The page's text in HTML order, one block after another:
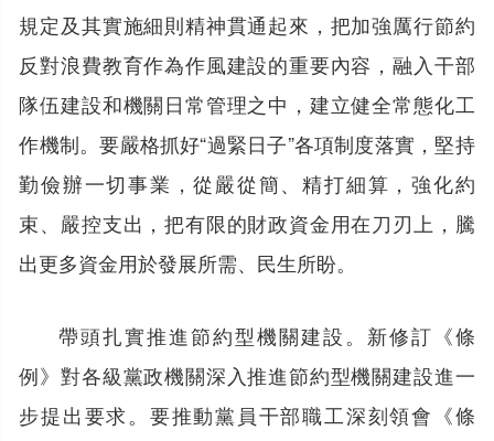
規定及其實施細則精神貫通起來，把加強厲行節約
反對浪費教育作為作風建設的重要內容，融入干部
隊伍建設和機關日常管理之中，建立健全常態化工
作機制。要嚴格抓好“過緊日子”各項制度落實，堅持
勤儉辦一切事業，從嚴從簡、精打細算，強化約
束、嚴控支出，把有限的財政資金用在刀刃上，騰
出更多資金用於發展所需、民生所盼。
帶頭扎實推進節約型機關建設。新修訂《條
例》對各級黨政機關深入推進節約型機關建設進一
步提出要求。要推動黨員干部職工深刻領會《條